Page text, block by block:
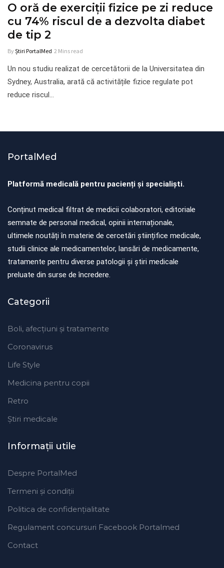
O oră de exerciții fizice pe zi reduce
cu 74% riscul de a dezvolta diabet
de tip 2
ByȘtiri PortalMed 2 Mins read
Un nou studiu realizat de cercetătorii de la Universitatea din
Sydney, Australia, arată că activitățile fizice regulate pot
reduce riscul…
PortalMed
Platformă medicală pentru pacienți și specialiști.
Conținut medical filtrat de medicii colaboratori, editoriale
semnate de personal medical, opinii internaționale,
ultimele noutăți în materie de cercetări științifice medicale,
studii clinice ale medicamentelor, lansări de medicamente,
tratamente pentru diverse patologii și știri medicale
preluate din surse de încredere.
Categorii
Boli, afecțiuni și tratamente
Coronavirus
Life Style
Medicina pentru copii
Retro
Ştiri medicale
Informaţii utile
Despre PortalMed
Termeni și condiții
Politica de confidențialitate
Regulament concursuri Facebook Portalmed
Contact